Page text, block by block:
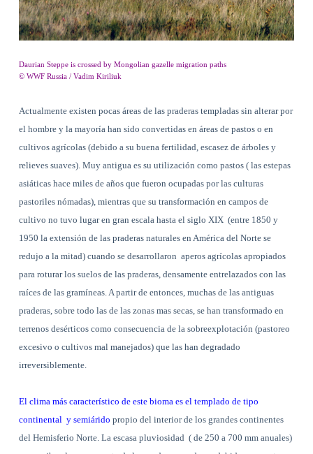
Daurian Steppe is crossed by Mongolian gazelle migration paths
© WWF Russia / Vadim Kiriliuk
Actualmente existen pocas áreas de las praderas templadas sin alterar por
el hombre y la mayoría han sido convertidas en áreas de pastos o en
cultivos agrícolas (debido a su buena fertilidad, escasez de árboles y
relieves suaves). Muy antigua es su utilización como pastos ( las estepas
asiáticas hace miles de años que fueron ocupadas por las culturas
pastoriles nómadas), mientras que su transformación en campos de
cultivo no tuvo lugar en gran escala hasta el siglo XIX (entre 1850 y
1950 la extensión de las praderas naturales en América del Norte se
redujo a la mitad) cuando se desarrollaron aperos agrícolas apropiados
para roturar los suelos de las praderas, densamente entrelazados con las
raíces de las gramíneas. A partir de entonces, muchas de las antiguas
praderas, sobre todo las de las zonas mas secas, se han transformado en
terrenos desérticos como consecuencia de la sobreexplotación (pastoreo
excesivo o cultivos mal manejados) que las han degradado
irreversiblemente.
El clima más característico de este bioma es el templado de tipo
continental y semiárido propio del interior de los grandes continentes
del Hemisferio Norte. La escasa pluviosidad ( de 250 a 700 mm anuales)